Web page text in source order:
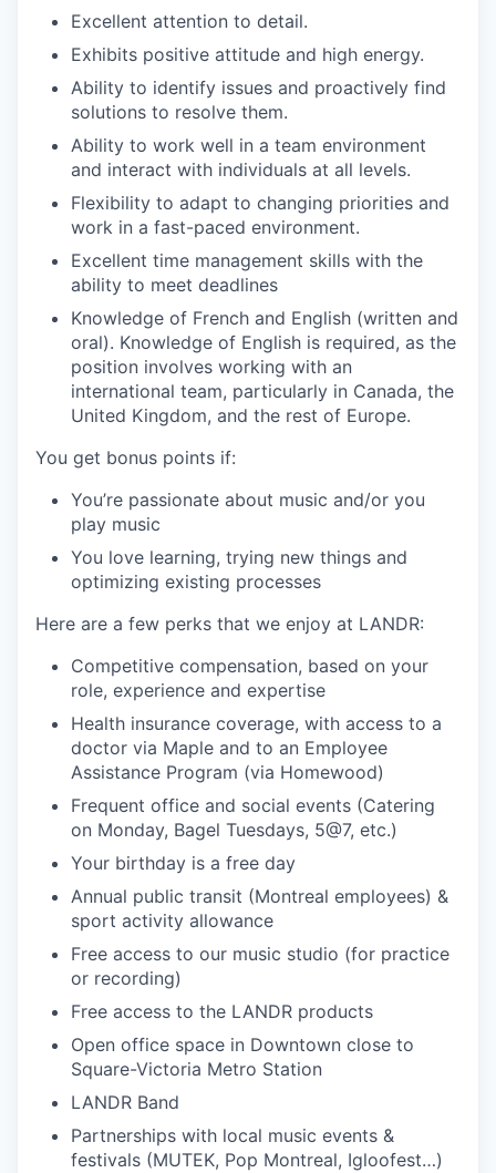
Excellent attention to detail.
Exhibits positive attitude and high energy.
Ability to identify issues and proactively find
solutions to resolve them.
Ability to work well in a team environment
and interact with individuals at all levels.
Flexibility to adapt to changing priorities and
work in a fast-paced environment.
Excellent time management skills with the
ability to meet deadlines
Knowledge of French and English (written and
oral). Knowledge of English is required, as the
position involves working with an
international team, particularly in Canada, the
United Kingdom, and the rest of Europe.
You get bonus points if:
You’re passionate about music and/or you
play music
You love learning, trying new things and
optimizing existing processes
Here are a few perks that we enjoy at LANDR:
Competitive compensation, based on your
role, experience and expertise
Health insurance coverage, with access to a
doctor via Maple and to an Employee
Assistance Program (via Homewood)
Frequent office and social events (Catering
on Monday, Bagel Tuesdays, 5@7, etc.)
Your birthday is a free day
Annual public transit (Montreal employees) &
sport activity allowance
Free access to our music studio (for practice
or recording)
Free access to the LANDR products
Open office space in Downtown close to
Square-Victoria Metro Station
LANDR Band
Partnerships with local music events &
festivals (MUTEK, Pop Montreal, Igloofest…)